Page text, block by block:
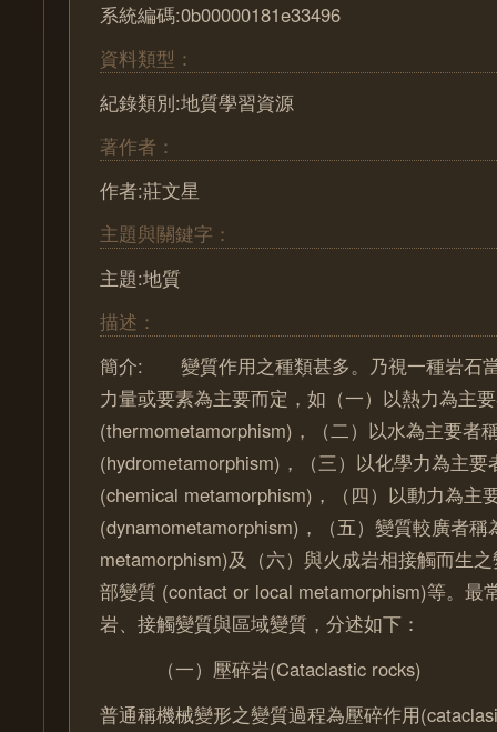
系統編碼:0b00000181e33496
資料類型：
紀錄類別:地質學習資源
著作者：
作者:莊文星
主題與關鍵字：
主題:地質
描述：
簡介: 變質作用之種類甚多。乃視一種岩石
力量或要素為主要而定，如（一）以熱力為主
(thermometamorphism)，（二）以水為主要者
(hydrometamorphism)，（三）以化學力為主
(chemical metamorphism)，（四）以動力為主
(dynamometamorphism)，（五）變質較廣者
metamorphism)及（六）與火成岩相接觸而生
部變質 (contact or local metamorphism)等。最
岩、接觸變質與區域變質，分述如下：
（一）壓碎岩(Cataclastic rocks)
普通稱機械變形之變質過程為壓碎作用